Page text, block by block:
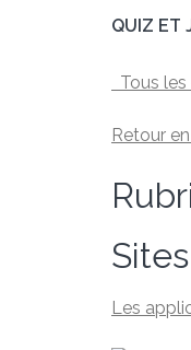
QUIZ ET
Tous les
Retour
Les